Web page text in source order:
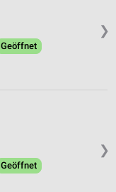
❯
Geöffnet
❯
Geöffnet